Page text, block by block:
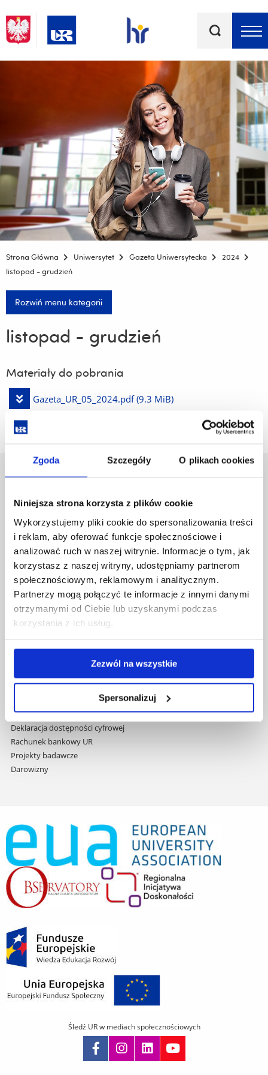
Zgoda Szczegóły O plikach cookies
Niniejsza strona korzysta z plików cookie
Wykorzystujemy pliki cookie do spersonalizowania treści
i reklam, aby oferować funkcje społecznościowe i
analizować ruch w naszej witrynie. Informacje o tym, jak
korzystasz z naszej witryny, udostępniamy partnerom
społecznościowym, reklamowym i analitycznym.
Partnerzy mogą połączyć te informacje z innymi danymi
otrzymanymi od Ciebie lub uzyskanymi podczas
korzystania z ich usług.
Zezwól na wszystkie
Spersonalizuj
kluczowe
Strona Główna Uniwersytet Gazeta Uniwersytecka
2024
listopad - grudzień
Rozwiń menu kategorii
listopad - grudzień
Materiały do pobrania
Pobierz
Gazeta_UR_05_2024.pdf (9.3 MiB)
Uniwersytet Rzeszowski
35-959 Rzeszów
Pomiń
nawigację
przejdź
do
treści
Polityka prywatności
Mapa serwisu
Biblioteka
Wydawnictwo
Covid info
Studia podyplomowe
Praca na UR
Zamówienia publiczne
Projekty współfinansowane przez UE
Wynajem sal
Dane kontaktowe
Deklaracja dostępności cyfrowej
Rachunek bankowy UR
Projekty badawcze
Darowizny
Śledź UR w mediach społecznościowych